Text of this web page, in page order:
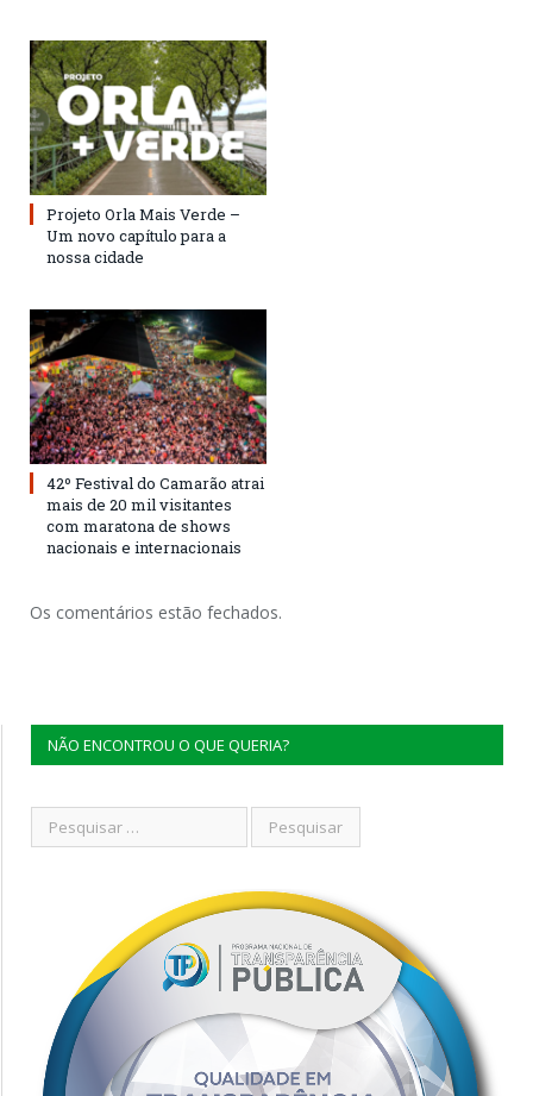
Projeto Orla Mais Verde –
Um novo capítulo para a
nossa cidade
42º Festival do Camarão atrai
mais de 20 mil visitantes
com maratona de shows
nacionais e internacionais
Os comentários estão fechados.
NÃO ENCONTROU O QUE QUERIA?